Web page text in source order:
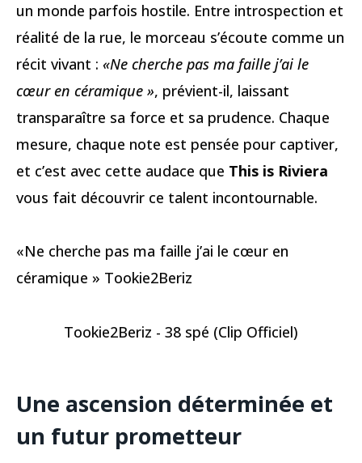
un monde parfois hostile. Entre introspection et
réalité de la rue, le morceau s’écoute comme un
récit vivant : «Ne cherche pas ma faille j’ai le
cœur en céramique », prévient-il, laissant
transparaître sa force et sa prudence. Chaque
mesure, chaque note est pensée pour captiver,
et c’est avec cette audace que This is Riviera
vous fait découvrir ce talent incontournable.
«Ne cherche pas ma faille j’ai le cœur en
céramique » Tookie2Beriz
Tookie2Beriz - 38 spé (Clip Officiel)
Une ascension déterminée et
un futur prometteur